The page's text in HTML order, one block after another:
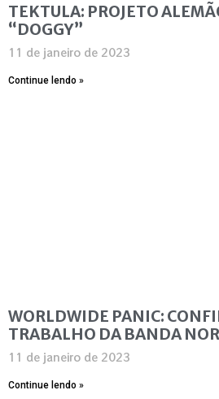
TEKTULA: PROJETO
“DOGGY”
11 de janeiro de 2023
Continue lendo »
WORLDWIDE PANIC:
TRABALHO DA BANDA
11 de janeiro de 2023
Continue lendo »